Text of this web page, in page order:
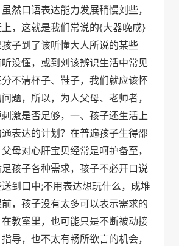
然口语表达能力发展稍慢刘些，
，这就是我们常说的{大器晚成}
子到了该听懂大人所说的某些
没懂，或到刘该辨识生活中常见
不清杯子、鞋子，我们就应该怀
题，所以，为人父母、老师者，
激是否足够，一、孩子还生活上
表达的计划？在普遍孩子生得邵
母对心肝宝贝经常是呵护备至，
孩子各种需求，孩子不必开口说
到口中;不用表达想玩什么，成堆
，孩子没有太多可以表示需求的
教室里，也可能只是不断被动接
导，也不太有畅所欲言的机会，